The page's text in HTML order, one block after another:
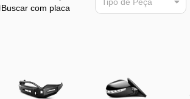
Buscar com placa